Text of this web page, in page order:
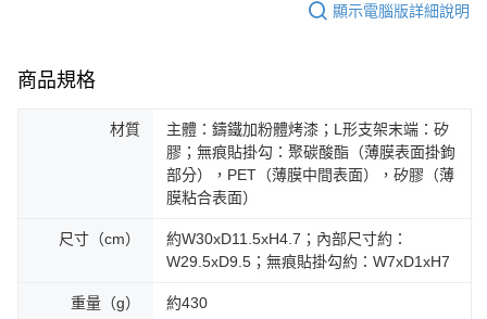
顯示電腦版詳細說明
商品規格
材質
主體：鑄鐵加粉體烤漆；L形支架末端：矽
膠；無痕貼掛勾：聚碳酸酯（薄膜表面掛鉤
部分），PET（薄膜中間表面），矽膠（薄
膜粘合表面）
尺寸（cm）
約W30xD11.5xH4.7；內部尺寸約：
W29.5xD9.5；無痕貼掛勾約：W7xD1xH7
重量（g） 約430